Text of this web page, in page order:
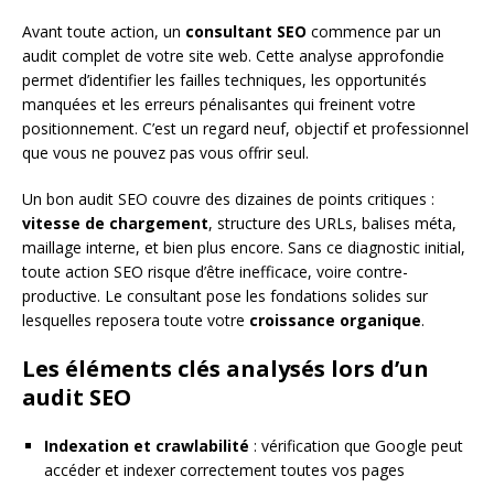
Avant toute action, un consultant SEO commence par un
audit complet de votre site web. Cette analyse approfondie
permet d’identifier les failles techniques, les opportunités
manquées et les erreurs pénalisantes qui freinent votre
positionnement. C’est un regard neuf, objectif et professionnel
que vous ne pouvez pas vous offrir seul.
Un bon audit SEO couvre des dizaines de points critiques :
vitesse de chargement, structure des URLs, balises méta,
maillage interne, et bien plus encore. Sans ce diagnostic initial,
toute action SEO risque d’être inefficace, voire contre-
productive. Le consultant pose les fondations solides sur
lesquelles reposera toute votre croissance organique.
Les éléments clés analysés lors d’un
audit SEO
Indexation et crawlabilité : vérification que Google peut
accéder et indexer correctement toutes vos pages